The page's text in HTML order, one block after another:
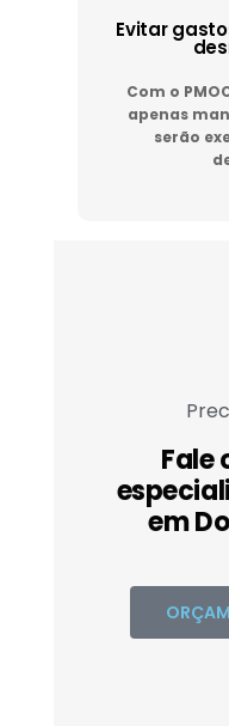
Evitar
Com o
apenas
serão
Fale
em